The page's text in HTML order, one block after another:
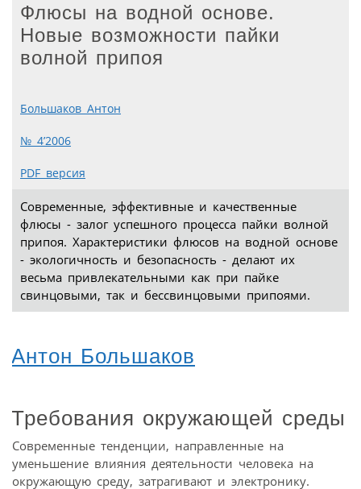
Флюсы на водной основе.
Новые возможности пайки
волной припоя
Большаков Антон
№ 4’2006
PDF версия
Современные, эффективные и качественные
флюсы - залог успешного процесса пайки волной
припоя. Характеристики флюсов на водной основе
- экологичность и безопасность - делают их
весьма привлекательными как при пайке
свинцовыми, так и бессвинцовыми припоями.
Антон Большаков
Требования окружающей среды
Современные тенденции, направленные на
уменьшение влияния деятельности человека на
окружающую среду, затрагивают и электронику.